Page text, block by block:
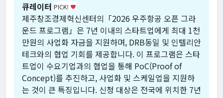
큐레이터 PICK! favorite
제주창조경제혁신센터의「2026 우주항공 오픈 그라
운드 프로그램」은 7년 이내의 스타트업에게 최대 1천
만원의 사업화 자금을 지원하며, DRB동일 및 인텔리안
테크와의 협업 기회를 제공합니다. 이 프로그램은 스타
트업이 수요기업과의 협업을 통해 PoC(Proof of
Concept)를 추진하고, 사업화 및 스케일업을 지원하
는 것이 큰 특징입니다. 신청 대상은 전국에 위치한 7년